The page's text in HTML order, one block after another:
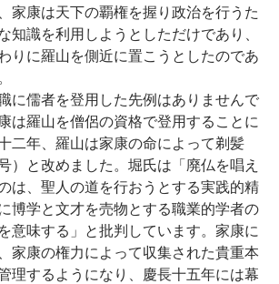
家康は天下の覇権を握り政治を行うた
知識を利用しようとしただけであり、
りに羅山を側近に置こうとしたのであ
に儒者を登用した先例はありませんで
は羅山を僧侶の資格で登用することに
二年、羅山は家康の命によって剃髪
）と改めました。堀氏は「廃仏を唱え
は、聖人の道を行おうとする実践的精
博学と文才を売物とする職業的学者の
意味する」と批判しています。家康に
家康の権力によって収集された貴重本
理するようになり、慶長十五年には幕